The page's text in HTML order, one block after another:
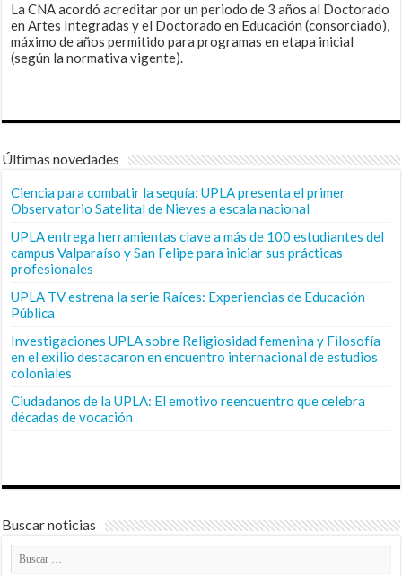
La CNA acordó acreditar por un periodo de 3 años al Doctorado
en Artes Integradas y el Doctorado en Educación (consorciado),
máximo de años permitido para programas en etapa inicial
(según la normativa vigente).
Últimas novedades
Ciencia para combatir la sequía: UPLA presenta el primer
Observatorio Satelital de Nieves a escala nacional
UPLA entrega herramientas clave a más de 100 estudiantes del
campus Valparaíso y San Felipe para iniciar sus prácticas
profesionales
UPLA TV estrena la serie Raíces: Experiencias de Educación
Pública
Investigaciones UPLA sobre Religiosidad femenina y Filosofía
en el exilio destacaron en encuentro internacional de estudios
coloniales
Ciudadanos de la UPLA: El emotivo reencuentro que celebra
décadas de vocación
Buscar noticias